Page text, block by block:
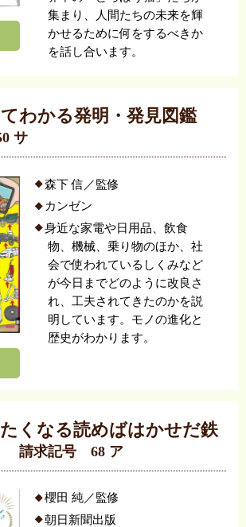
集まり、人間たちの未来を輝
かせるために何をするべきか
を話し合います。
わかる発明・発見図鑑
サ
森下 信／監修
カンゼン
身近な家電や日用品、飲食
物、機械、乗り物のほか、社
会で使われているしくみなど
が今日までどのように改良さ
れ、工夫されてきたのかを説
明しています。モノの進化と
歴史がわかります。
くなる読めばはかせだ鉄
請求記号 68 ア
櫻田 純／監修
朝日新聞出版